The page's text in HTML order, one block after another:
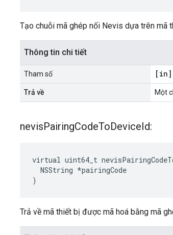
Tạo chuỗi mã ghép nối Nevis dựa trên mã
Thông tin chi tiết
Tham số [in]
Trả về Một
nevisPairingCodeToDeviceId:
virtual uint64_t
  NSString *pairingCode
)
Trả về mã thiết bị được mã hoá bằng mã